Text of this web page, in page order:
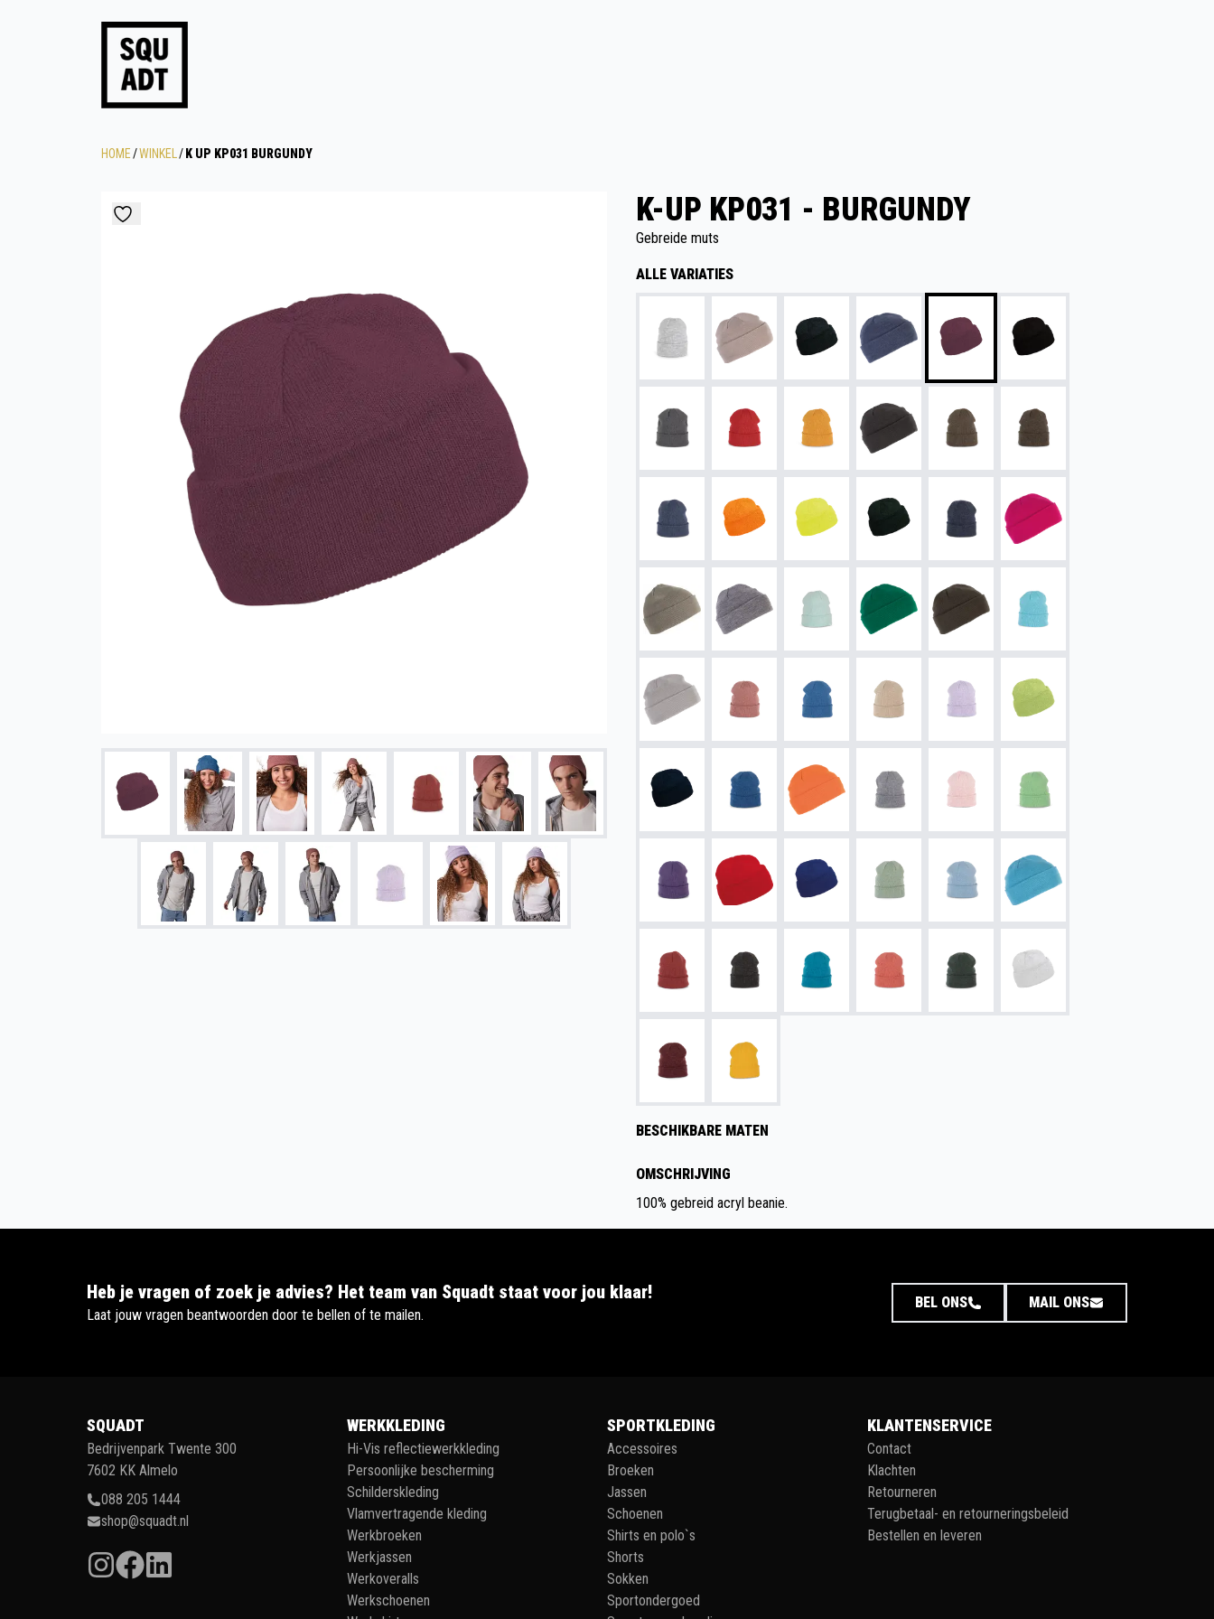
HOME/WINKEL / K UP KP031 BURGUNDY
K-UP KP031 - BURGUNDY
Gebreide muts
ALLE VARIATIES
BESCHIKBARE MATEN
OMSCHRIJVING
100% gebreid acryl beanie.
Heb je vragen of zoek je advies? Het team van Squadt staat voor jou klaar!
Laat jouw vragen beantwoorden door te bellen of te mailen.
BEL ONS MAIL ONS
SQUADT
Bedrijvenpark Twente 300
7602 KK Almelo
088 205 1444
shop@squadt.nl
WERKKLEDING
Hi-Vis reflectiewerkkleding
Persoonlijke bescherming
Schilderskleding
Vlamvertragende kleding
Werkbroeken
Werkjassen
Werkoveralls
Werkschoenen
SPORTKLEDING
Accessoires
Broeken
Jassen
Schoenen
Shirts en polo`s
Shorts
Sokken
Sportondergoed
KLANTENSERVICE
Contact
Klachten
Retourneren
Terugbetaal- en retourneringsbeleid
Bestellen en leveren